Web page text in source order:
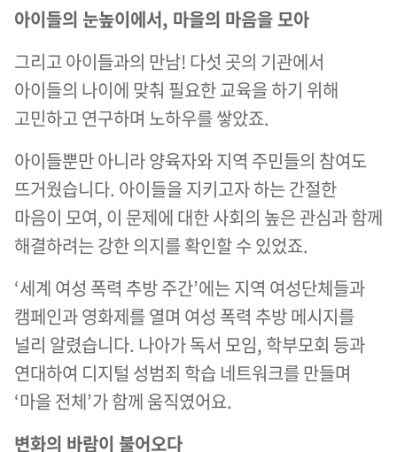
아이들의 눈높이에서, 마을의 마음을 모아
그리고 아이들과의 만남! 다섯 곳의 기관에서
아이들의 나이에 맞춰 필요한 교육을 하기 위해
고민하고 연구하며 노하우를 쌓았죠.
아이들뿐만 아니라 양육자와 지역 주민들의 참여도
뜨거웠습니다. 아이들을 지키고자 하는 간절한
마음이 모여, 이 문제에 대한 사회의 높은 관심과 함께
해결하려는 강한 의지를 확인할 수 있었죠.
‘세계 여성 폭력 추방 주간’에는 지역 여성단체들과
캠페인과 영화제를 열며 여성 폭력 추방 메시지를
널리 알렸습니다. 나아가 독서 모임, 학부모회 등과
연대하여 디지털 성범죄 학습 네트워크를 만들며
‘마을 전체’가 함께 움직였어요.
변화의 바람이 불어오다